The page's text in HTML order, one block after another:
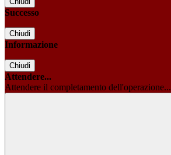
Successo
Chiudi
Informazione
Chiudi
Attendere...
Attendere il completamento dell'operazione...